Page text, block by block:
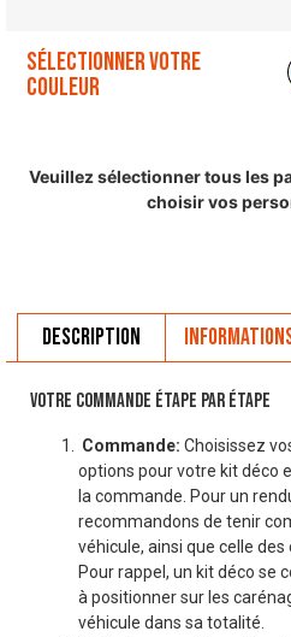
Sélectionner votre
couleur
Veuillez sélectionner tous les
choisir vos
Description
VOTRE COMMANDE ÉTAPE PAR ÉTAPE
Commande: Choisissez
options pour votre kit déco
la commande. Pour un
recommandons de tenir
véhicule, ainsi que celle
Pour rappel, un kit déco se
à positionner sur les
véhicule dans sa totalité.